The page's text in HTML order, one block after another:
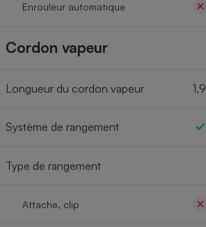
Enrouleur automatique
Cordon vapeur
Longueur du cordon vapeur
Système de rangement
Type de rangement
Attache, clip